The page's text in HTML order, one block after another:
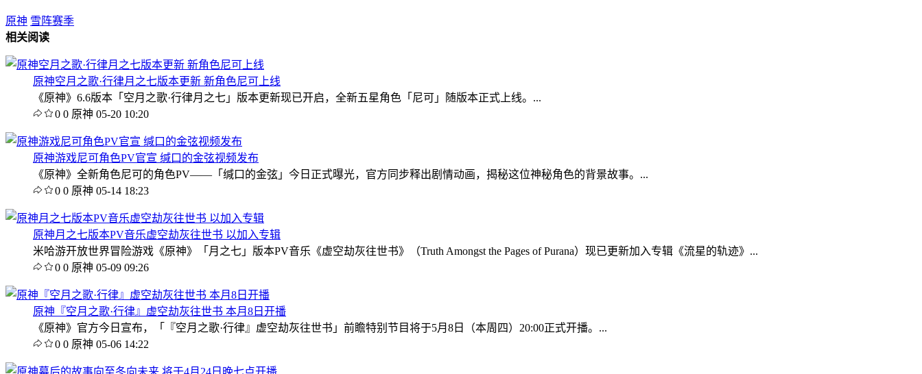
原神 雪阵赛季
相关阅读
原神空月之歌·行律月之七版本更新 新角色尼可上线
《原神》6.6版本「空月之歌·行律月之七」版本更新现已开启，全新五星角色「尼可」随版本正式上线。...
0 0 原神 05-20 10:20
原神游戏尼可角色PV官宣 缄口的金弦视频发布
《原神》全新角色尼可的角色PV——「缄口的金弦」今日正式曝光，官方同步释出剧情动画，揭秘这位神秘角色的背景故事。...
0 0 原神 05-14 18:23
原神月之七版本PV音乐虚空劫灰往世书 以加入专辑
米哈游开放世界冒险游戏《原神》「月之七」版本PV音乐《虚空劫灰往世书》（Truth Amongst the Pages of Purana）现已更新加入专辑《流星的轨迹》...
0 0 原神 05-09 09:26
原神『空月之歌·行律』虚空劫灰往世书 本月8日开播
《原神》官方今日宣布，「『空月之歌·行律』虚空劫灰往世书」前瞻特别节目将于5月8日（本周四）20:00正式开播。...
0 0 原神 05-06 14:22